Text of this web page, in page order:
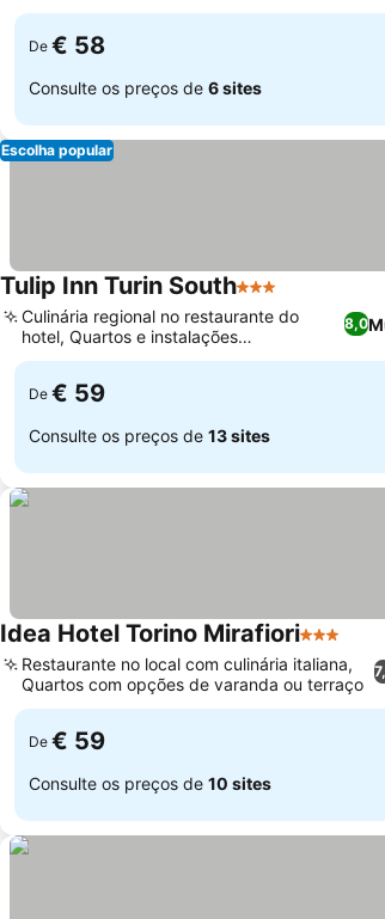
De € 58
Consulte os preços de 6 sites
Escolha popular
Tulip Inn Turin South3 Estrelas
8,0
Culinária regional no restaurante do
hotel, Quartos e instalações
recentemente renovados
De € 59
Consulte os preços de 13 sites
Idea Hotel Torino Mirafiori3 Estrelas
Restaurante no local com culinária italiana,
Quartos com opções de varanda ou terraço
De € 59
Consulte os preços de 10 sites